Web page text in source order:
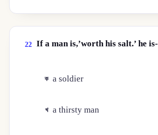
22 If a man is,’worth his salt.’ he is-
ক a soldier
খ a thirsty man